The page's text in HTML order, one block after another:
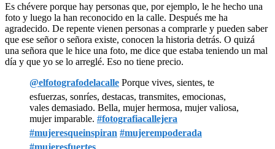
Es chévere porque hay personas que, por ejemplo, le he hecho una
foto y luego la han reconocido en la calle. Después me ha
agradecido. De repente vienen personas a comprarle y pueden saber
que ese señor o señora existe, conocen la historia detrás. O quizá
una señora que le hice una foto, me dice que estaba teniendo un mal
día y que yo se lo arreglé. Eso no tiene precio.
@elfotografodelacalle Porque vives, sientes, te
esfuerzas, sonríes, destacas, transmites, emocionas,
vales demasiado. Bella, mujer hermosa, mujer valiosa,
mujer imparable. #fotografiacallejera
#mujeresqueinspiran #mujerempoderada
#mujeresfuertes